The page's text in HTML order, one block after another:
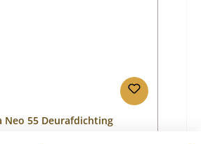
Neo 55 Deurafdichting